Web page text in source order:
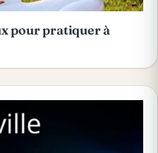
pour pratiquer à